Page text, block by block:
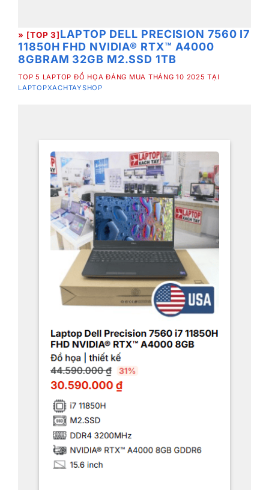
» [TOP 3]LAPTOP DELL PRECISION 7560 I7
11850H FHD NVIDIA® RTX™ A4000
8GBRAM 32GB M2.SSD 1TB
TOP 5 LAPTOP ĐỒ HỌA ĐÁNG MUA THÁNG 10 2025 TẠI
LAPTOPXACHTAYSHOP